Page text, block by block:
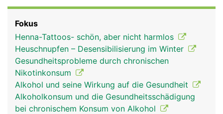
Rubriken
Unterarm. Die wichtigsten sind der Bizeps auf der
Vorderseite und der Trizeps auf der Hinterseite,
die den Unterarm beugen und strecken.
Fokus
Henna-Tattoos- schön, aber nicht harmlos
Heuschnupfen – Desensibilisierung im Winter
Gesundheitsprobleme durch chronischen
Nikotinkonsum
Alkohol und seine Wirkung auf die Gesundheit
Alkoholkonsum und die Gesundheitsschädigung
bei chronischem Konsum von Alkohol